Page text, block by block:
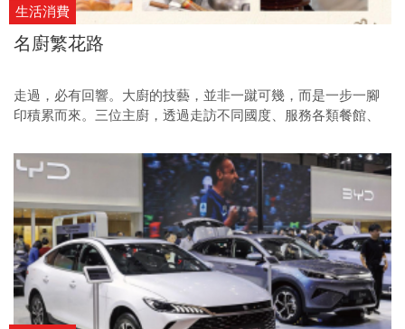
生活消費
名廚繁花路
走過，必有回響。大廚的技藝，並非一蹴可幾，而是一步一腳
印積累而來。三位主廚，透過走訪不同國度、服務各類餐館、
與驚喜。